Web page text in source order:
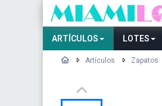
ARTÍCULOS LOTES
Artículos Zapatos